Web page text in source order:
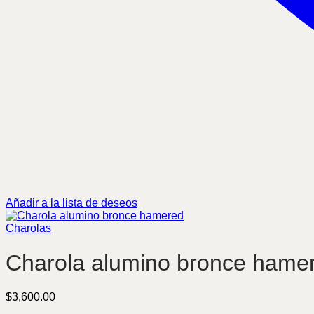
Añadir a la lista de deseos
Charolas
Charola alumino bronce
$3,600.00